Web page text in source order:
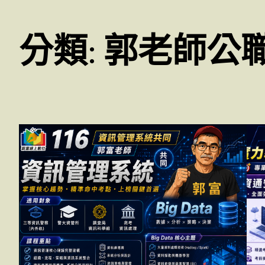
分類: 郭老師公